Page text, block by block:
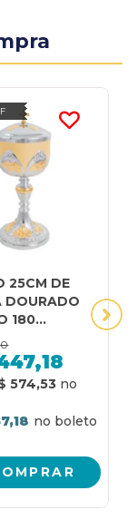
25CM DE
DOURADO
180
574,53